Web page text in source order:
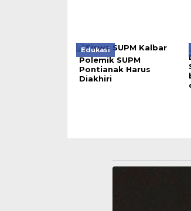
Edukasi
Polemik SUPM
Pontianak Harus
Diakhiri